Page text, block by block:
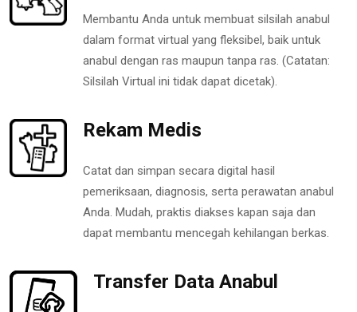
Membantu Anda untuk membuat silsilah anabul
dalam format virtual yang fleksibel, baik untuk
anabul dengan ras maupun tanpa ras. (Catatan:
Silsilah Virtual ini tidak dapat dicetak).
Rekam Medis
Catat dan simpan secara digital hasil
pemeriksaan, diagnosis, serta perawatan anabul
Anda. Mudah, praktis diakses kapan saja dan
dapat membantu mencegah kehilangan berkas.
Transfer Data Anabul